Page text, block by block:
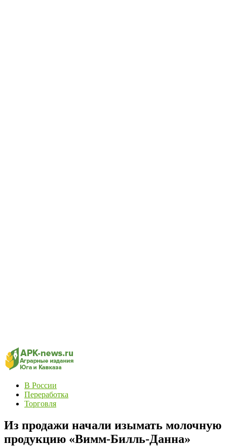
В России
Переработка
Торговля
Из продажи начали изымать молочную
продукцию «Вимм-Билль-Данна»